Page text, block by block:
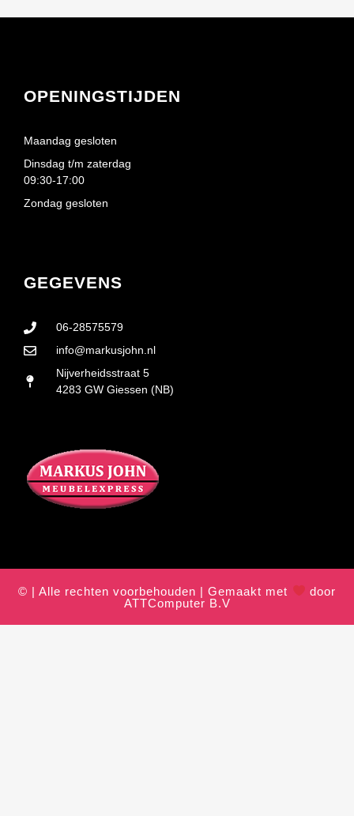
GEGEVENS
06-28575579
info@markusjohn.nl
Nijverheidsstraat 5
4283 GW Giessen (NB)
OPENINGSTIJDEN
Maandag gesloten
Dinsdag t/m zaterdag
09:30-17:00
Zondag gesloten
© | Alle rechten voorbehouden | Gemaakt met
door
ATTComputer B.V